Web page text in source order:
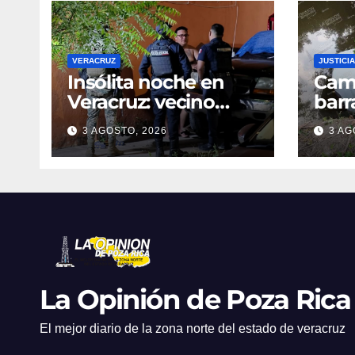
VERACRUZ
Insólita noche en
Veracruz: vecino
denuncia intento de
cateo tras viralizar
video captado por
3 AGOSTO, 2026
JUSTICIA
en
3
La Opinión de Poza Rica
El mejor diario de la zona norte del estado de veracruz